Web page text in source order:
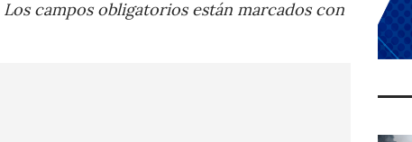
Los campos obligatorios están marcados con